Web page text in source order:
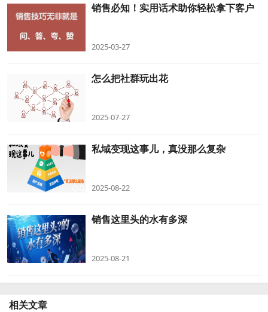
销售必知！实用话术助你轻松拿下客户
2025-03-27
怎么把社群玩出花
2025-07-27
私域变现这事儿，真没那么复杂
2025-08-22
销售这里头的水有多深
2025-08-21
相关文章